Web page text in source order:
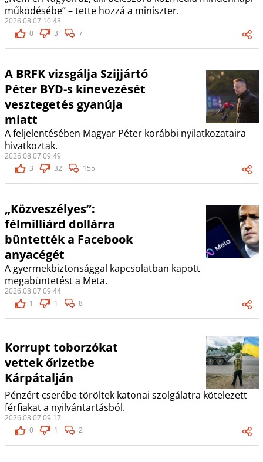
működésébe” – tette hozzá a miniszter.
2026.08.07 10:48
0
3 7
A BRFK vizsgálja Szijjártó
Péter BYD-s kinevezését
vesztegetés gyanúja
miatt
A feljelentésében Magyar Péter korábbi nyilatkozataira
hivatkoztak.
2026.08.07 09:49
3
32 155
„Közveszélyes”:
félmilliárd dollárra
büntették a Facebook
anyacégét
A gyermekbiztonsággal kapcsolatban kapott
megabüntetést a Meta.
2026.08.07 09:44
1
1 8
Korrupt toborzókat
vettek őrizetbe
Kárpátalján
Pénzért cserébe töröltek katonai szolgálatra kötelezett
férfiakat a nyilvántartásból.
2026.08.07 09:17
0
1 2